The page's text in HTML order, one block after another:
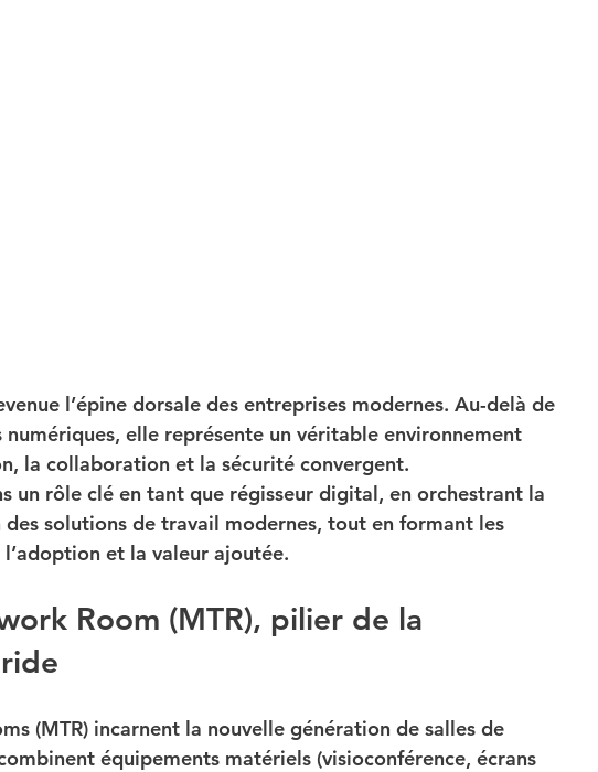
l’épine dorsale des entreprises modernes. Au-delà de
elle représente un véritable environnement
la collaboration et la sécurité convergent.
un rôle clé en tant que régisseur digital, en orchestrant la
des solutions de travail modernes, tout en formant les
et la valeur ajoutée.
Room (MTR), pilier de la
(MTR) incarnent la nouvelle génération de salles de
équipements matériels (visioconférence, écrans